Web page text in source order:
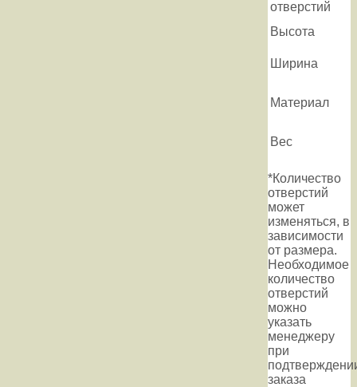
отверстий
Высота
Ширина
Материал
Вес
*Количество
отверстий
может
изменяться, в
зависимости
от размера.
Необходимое
количество
отверстий
можно
указать
менеджеру
при
заказа